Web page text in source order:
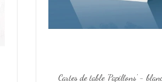
Cartes de table 'Papillons' -